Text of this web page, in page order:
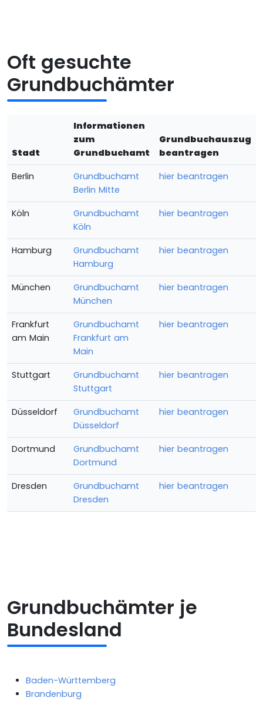
Oft gesuchte
Grundbuchämter
Stadt
Informationen
zum
Grundbuchamt
Grundbuchauszug
beantragen
Berlin
Grundbuchamt
Berlin Mitte
hier beantragen
Köln
Grundbuchamt
Köln
hier beantragen
Hamburg
Grundbuchamt
Hamburg
hier beantragen
München
Grundbuchamt
München
hier beantragen
Frankfurt
am Main
Grundbuchamt
Frankfurt am
Main
hier beantragen
Stuttgart
Grundbuchamt
Stuttgart
hier beantragen
Düsseldorf
Grundbuchamt
Düsseldorf
hier beantragen
Dortmund
Grundbuchamt
Dortmund
hier beantragen
Dresden
Grundbuchamt
Dresden
hier beantragen
Grundbuchämter je
Bundesland
Baden-Württemberg
Brandenburg